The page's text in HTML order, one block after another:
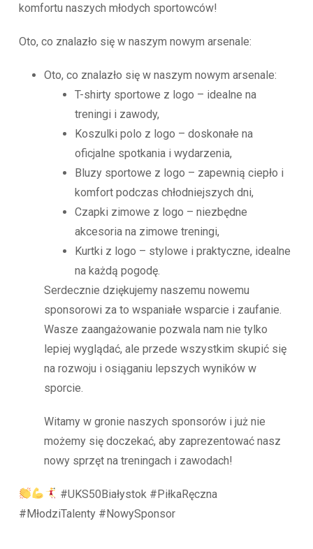
komfortu naszych młodych sportowców!
Oto, co znalazło się w naszym nowym arsenale:
Oto, co znalazło się w naszym nowym arsenale:
T-shirty sportowe z logo – idealne na
treningi i zawody,
Koszulki polo z logo – doskonałe na
oficjalne spotkania i wydarzenia,
Bluzy sportowe z logo – zapewnią ciepło i
komfort podczas chłodniejszych dni,
Czapki zimowe z logo – niezbędne
akcesoria na zimowe treningi,
Kurtki z logo – stylowe i praktyczne, idealne
na każdą pogodę.
Serdecznie dziękujemy naszemu nowemu
sponsorowi za to wspaniałe wsparcie i zaufanie.
Wasze zaangażowanie pozwala nam nie tylko
lepiej wyglądać, ale przede wszystkim skupić się
na rozwoju i osiąganiu lepszych wyników w
sporcie.
Witamy w gronie naszych sponsorów i już nie
możemy się doczekać, aby zaprezentować nasz
nowy sprzęt na treningach i zawodach!
#UKS50Białystok #PiłkaRęczna
#MłodziTalenty #NowySponsor